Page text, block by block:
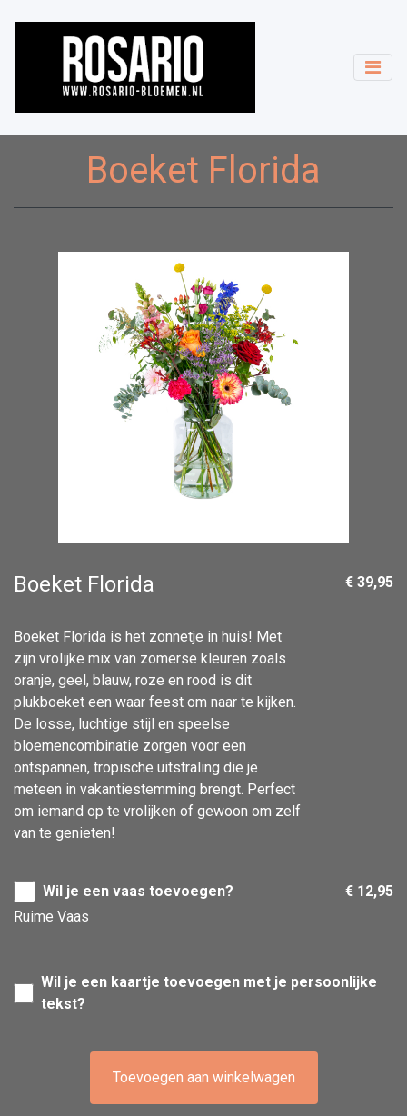
Boeket Florida
Boeket Florida
Boeket Florida is het zonnetje in huis! Met
zijn vrolijke mix van zomerse kleuren zoals
oranje, geel, blauw, roze en rood is dit
plukboeket een waar feest om naar te kijken.
De losse, luchtige stijl en speelse
bloemencombinatie zorgen voor een
ontspannen, tropische uitstraling die je
meteen in vakantiestemming brengt. Perfect
om iemand op te vrolijken of gewoon om zelf
van te genieten!
€ 39,95
Wil je een vaas toevoegen?
Ruime Vaas
€ 12,95
Wil je een kaartje toevoegen met je persoonlijke
tekst?
Toevoegen aan winkelwagen